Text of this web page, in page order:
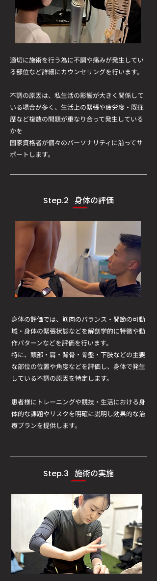
適切に施術を行う為に不調や痛みが発生してい
る部位など詳細にカウンセリングを行います。
​不調の原因は、私生活の影響が大きく関係して
いる場合が多く、生活上の緊張や疲労度・既往
歴​など複数の問題が重なり合って発生している
かを
​国家資格者が個々のパーソナリティに沿ってサ
ポートします。
Step.2 身体の評価
身体の評価では、筋肉のバランス・関節の可動
域・身体の緊張状態などを解剖学的に特徴や動
作パターンなどを評価を行います。
​特に、頭部・肩・背骨・骨盤・下肢などの主要
な部位の位置や角度などを評価し、身体で発生
している不調の原因を特定します。
患者様にトレーニングや競技・生活における身
体的な課題やリスクを明確に説明し効果的な治
療プランを提供します。
Step.3 施術の実施